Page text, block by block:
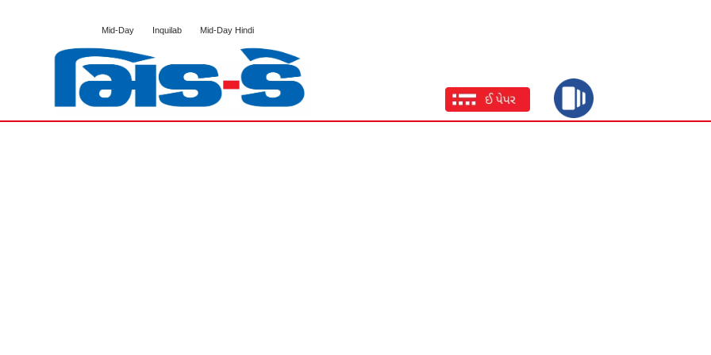
Mid-Day Inquilab Mid-Day Hindi